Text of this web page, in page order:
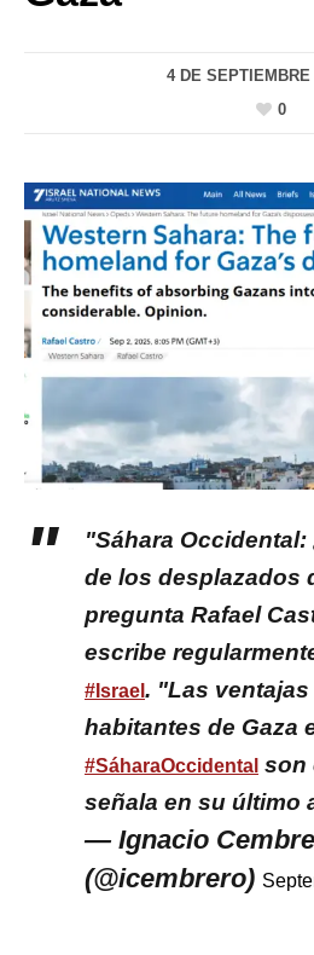
4 DE SEPTIEMBRE
0
"Sáhara
de los desplazados
pregunta Rafael
escribe
#Israel . "Las
habitantes de Gaza
#SáharaOccidental son
señala en su último
— Ignacio
(@icembrero)